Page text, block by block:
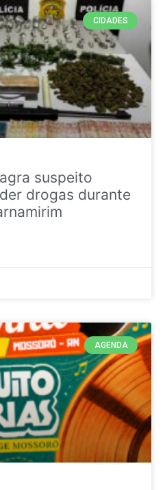
CIDADES
suspeito
drogas durante
AGENDA